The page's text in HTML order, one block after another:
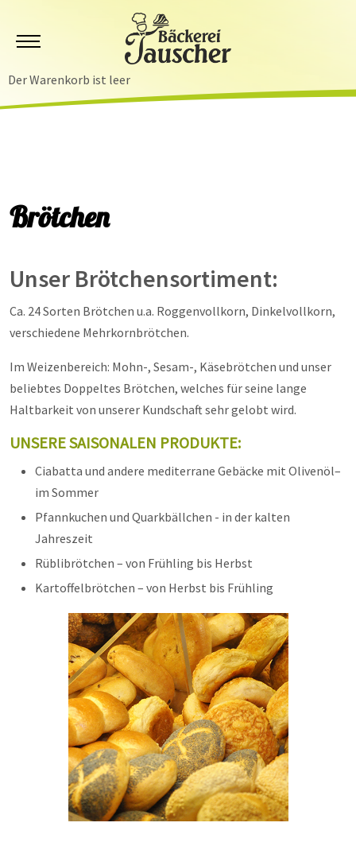
Mobile Menu Toggle
Der Warenkorb ist leer
Brötchen
Unser Brötchensortiment:
Ca. 24 Sorten Brötchen u.a. Roggenvollkorn, Dinkelvollkorn,
verschiedene Mehrkornbrötchen.
Im Weizenbereich: Mohn-, Sesam-, Käsebrötchen und unser
beliebtes Doppeltes Brötchen, welches für seine lange
Haltbarkeit von unserer Kundschaft sehr gelobt wird.
UNSERE SAISONALEN PRODUKTE:
Ciabatta und andere mediterrane Gebäcke mit Olivenöl–
im Sommer
Pfannkuchen und Quarkbällchen - in der kalten
Jahreszeit
Rüblibrötchen – von Frühling bis Herbst
Kartoffelbrötchen – von Herbst bis Frühling